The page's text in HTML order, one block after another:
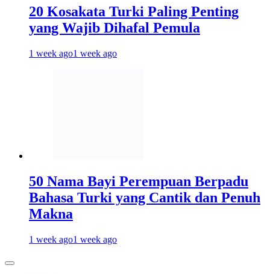
20 Kosakata Turki Paling Penting
yang Wajib Dihafal Pemula
1 week ago1 week ago
50 Nama Bayi Perempuan Berpadu
Bahasa Turki yang Cantik dan Penuh
Makna
1 week ago1 week ago